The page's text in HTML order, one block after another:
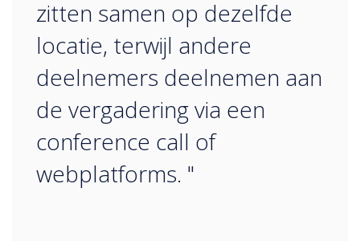
zitten samen op dezelfde
locatie, terwijl andere
deelnemers deelnemen aan
de vergadering via een
conference call of
webplatforms. "